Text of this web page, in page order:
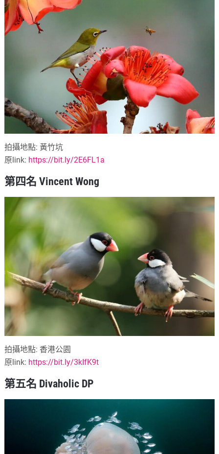
拍攝地點: 黃竹坑
原link: https://bit.ly/2E6FL1a
第四名 Vincent Wong
拍攝地點: 香港公園
原link: https://bit.ly/3kIfK9t
第五名 Divaholic DP